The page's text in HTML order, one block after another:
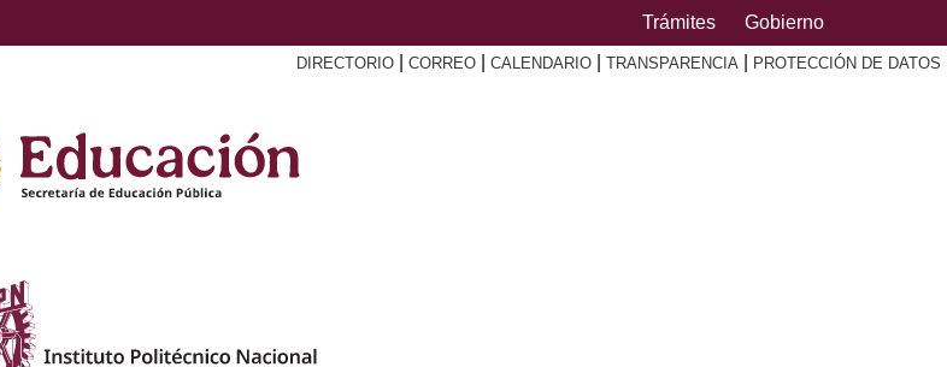
Trámites Gobierno
DIRECTORIO CORREO CALENDARIO TRANSPARENCIA PROTECCIÓN DE DATOS